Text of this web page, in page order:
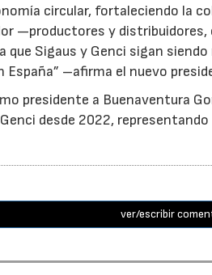
circular, fortaleciendo la
—productores y
que Sigaus y Genci sigan
–afirma el nuevo
presidente a Buenaventura
desde 2022,
ver/escribir